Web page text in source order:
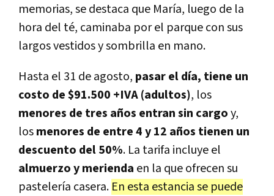
memorias, se destaca que María, luego de la
hora del té, caminaba por el parque con sus
largos vestidos y sombrilla en mano.
Hasta el 31 de agosto, pasar el día, tiene un
costo de $91.500 +IVA (adultos), los
menores de tres años entran sin cargoy,
losmenores de entre 4 y 12 años tienen un
descuento del 50%. La tarifa incluye el
almuerzo y merienda en la que ofrecen su
pastelería casera. En esta estancia se puede